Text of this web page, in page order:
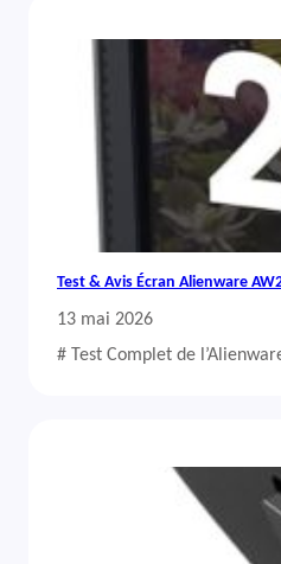
Test & Avis Écran Alienware
13 mai 2026
# Test Complet de